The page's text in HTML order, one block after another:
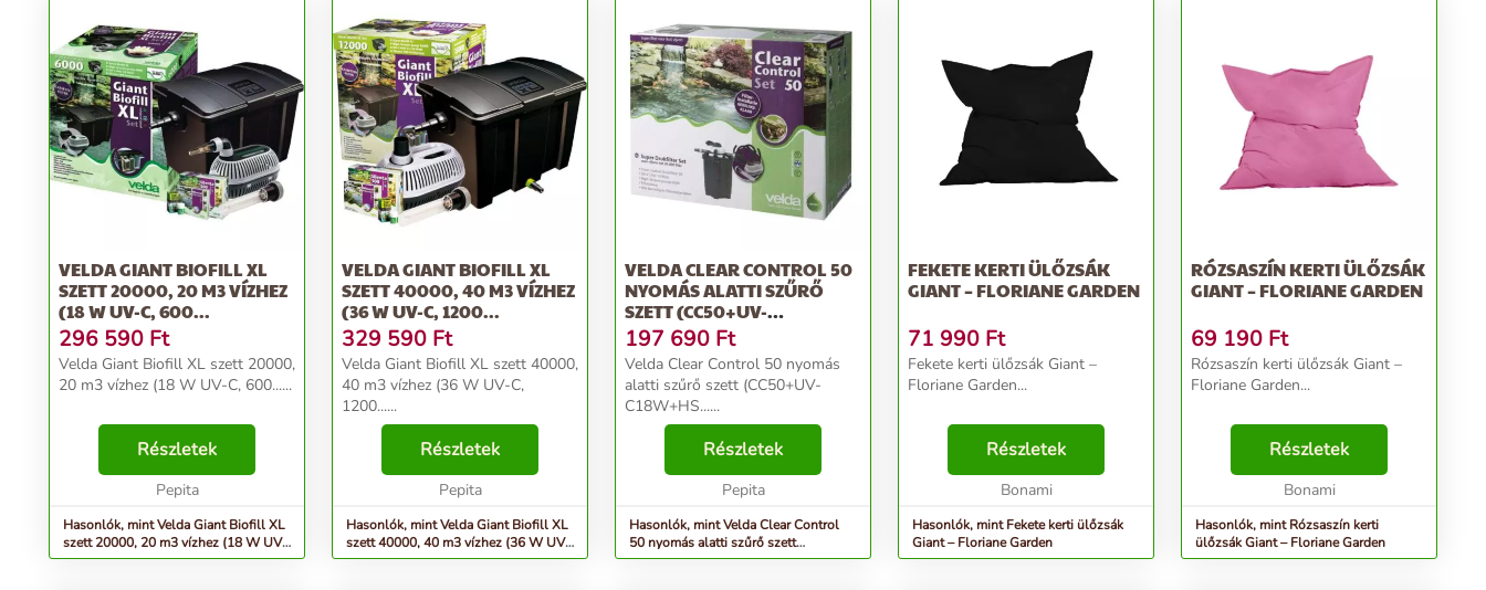
VELDA GIANT BIOFILL XL
SZETT 20000, 20 M3 VÍZHEZ
(18 W UV-C, 600...
296 590 Ft
Velda Giant Biofill XL szett 20000,
20 m3 vízhez (18 W UV-C, 600......
Részletek
Pepita
Hasonlók, mint Velda Giant Biofill XL
szett 20000, 20 m3 vízhez (18 W UV-
C, 600...
VELDA GIANT BIOFILL XL
SZETT 40000, 40 M3 VÍZHEZ
(36 W UV-C, 1200...
329 590 Ft
Velda Giant Biofill XL szett 40000,
40 m3 vízhez (36 W UV-C,
1200......
Részletek
Pepita
Hasonlók, mint Velda Giant Biofill XL
szett 40000, 40 m3 vízhez (36 W UV-
C, 1200...
VELDA CLEAR CONTROL 50
NYOMÁS ALATTI SZŰRŐ
SZETT (CC50+UV-
C18W+HS...
197 690 Ft
Velda Clear Control 50 nyomás
alatti szűrő szett (CC50+UV-
C18W+HS......
Részletek
Pepita
Hasonlók, mint Velda Clear Control
50 nyomás alatti szűrő szett
(CC50+UV-C18W+HS...
FEKETE KERTI ÜLŐZSÁK
GIANT – FLORIANE GARDEN
71 990 Ft
Fekete kerti ülőzsák Giant –
Floriane Garden...
Részletek
Bonami
Hasonlók, mint Fekete kerti ülőzsák
Giant – Floriane Garden
RÓZSASZÍN KERTI ÜLŐZSÁK
GIANT – FLORIANE GARDEN
69 190 Ft
Rózsaszín kerti ülőzsák Giant –
Floriane Garden...
Részletek
Bonami
Hasonlók, mint Rózsaszín kerti
ülőzsák Giant – Floriane Garden